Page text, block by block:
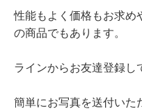
性能もよく価格もお求め
の商品でもあります。
ラインからお友達登録し
簡単にお写真を送付いた